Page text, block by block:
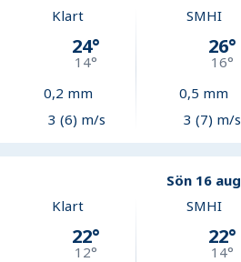
Klart
24°
14°
0,2 mm
3 (6) m/s
SMHI
26°
16°
0,5 mm
3 (7) m/s
Sön 16 aug
Klart
22°
12°
SMHI
22°
14°